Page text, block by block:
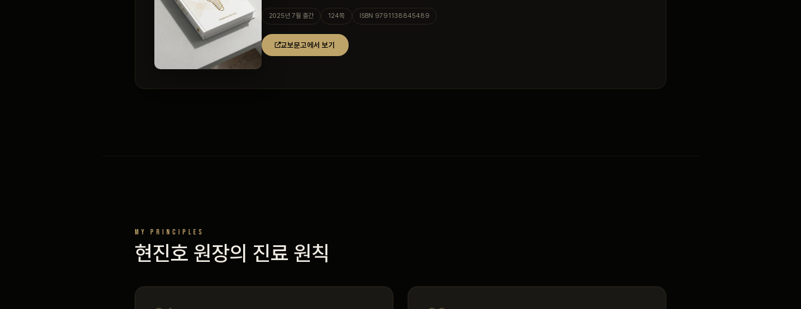
2025년 7월 출간 124쪽 ISBN 9791138845489
교보문고에서 보기
MY PRINCIPLES
현진호 원장의 진료 원칙